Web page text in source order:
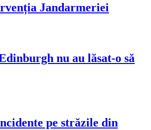
Jandarmeriei
nu au lăsat-o să
pe străzile din